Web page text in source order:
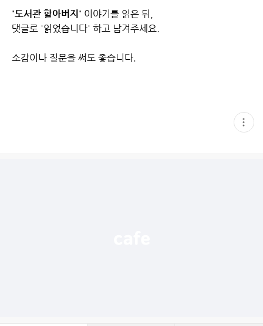
'도서관 할아버지' 이야기를 읽은 뒤,
댓글로 '읽었습니다' 하고 남겨주세요.
소감이나 질문을 써도 좋습니다.
현
재